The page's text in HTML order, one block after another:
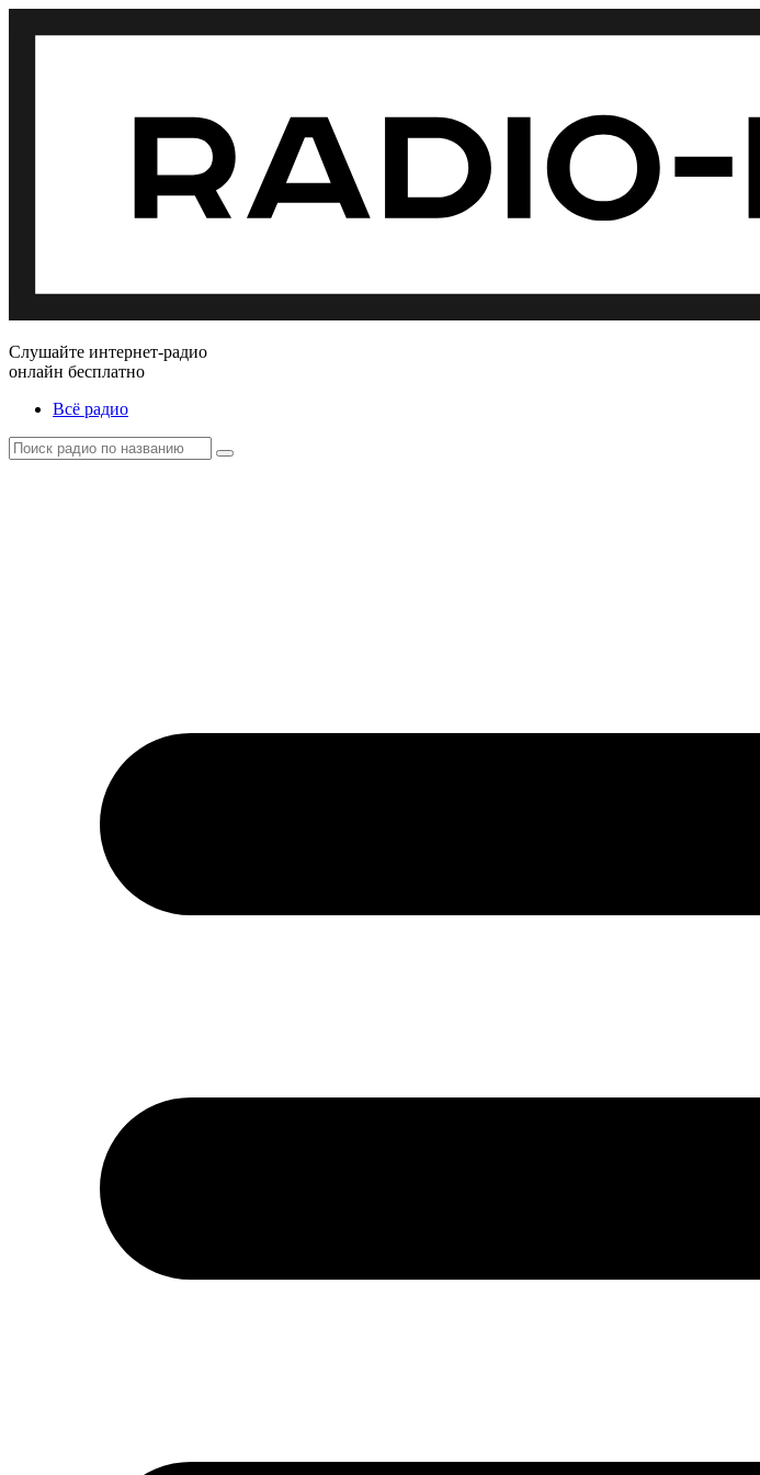
Слушайте интернет-радио
онлайн бесплатно
Всё радио